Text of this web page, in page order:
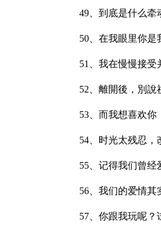
49、到底是什么牵
50、在我眼里你是
51、我在慢慢接受
52、離開後，別說
53、而我想喜欢你
54、时光太残忍，
55、记得我们曾经
56、我们的爱情其
57、你跟我玩呢？